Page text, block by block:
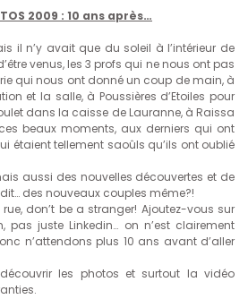
2009 : 10 ans après…
il n’y avait que du soleil à l’intérieur de
venus, les 3 profs qui ne nous ont pas
qui nous ont donné un coup de main, à
et la salle, à Poussières d’Etoiles pour
dans la caisse de Lauranne, à Raissa
beaux moments, aux derniers qui ont
étaient tellement saoûls qu’ils ont oublié
aussi des nouvelles découvertes et de
des nouveaux couples même?!
don’t be a stranger! Ajoutez-vous sur
pas juste Linkedin… on n’est clairement
n’attendons plus 10 ans avant d’aller
les photos et surtout la vidéo